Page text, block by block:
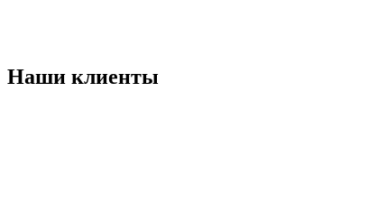
Наши клиенты